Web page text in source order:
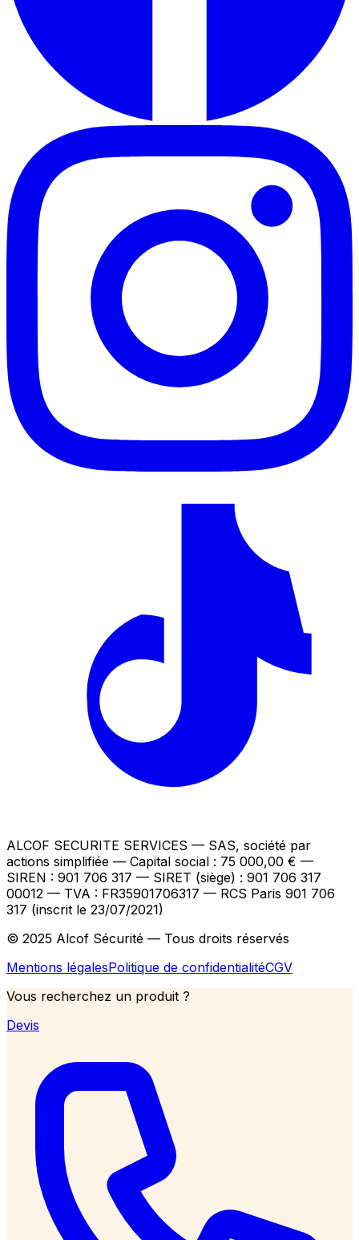
ALCOF SECURITE SERVICES — SAS, société par
actions simplifiée — Capital social : 75 000,00 € —
SIREN : 901 706 317 — SIRET (siège) : 901 706 317
00012 — TVA : FR35901706317 — RCS Paris 901 706
317 (inscrit le 23/07/2021)
© 2025 Alcof Sécurité — Tous droits réservés
Mentions légalesPolitique de confidentialitéCGV
Vous recherchez un produit ?
Devis